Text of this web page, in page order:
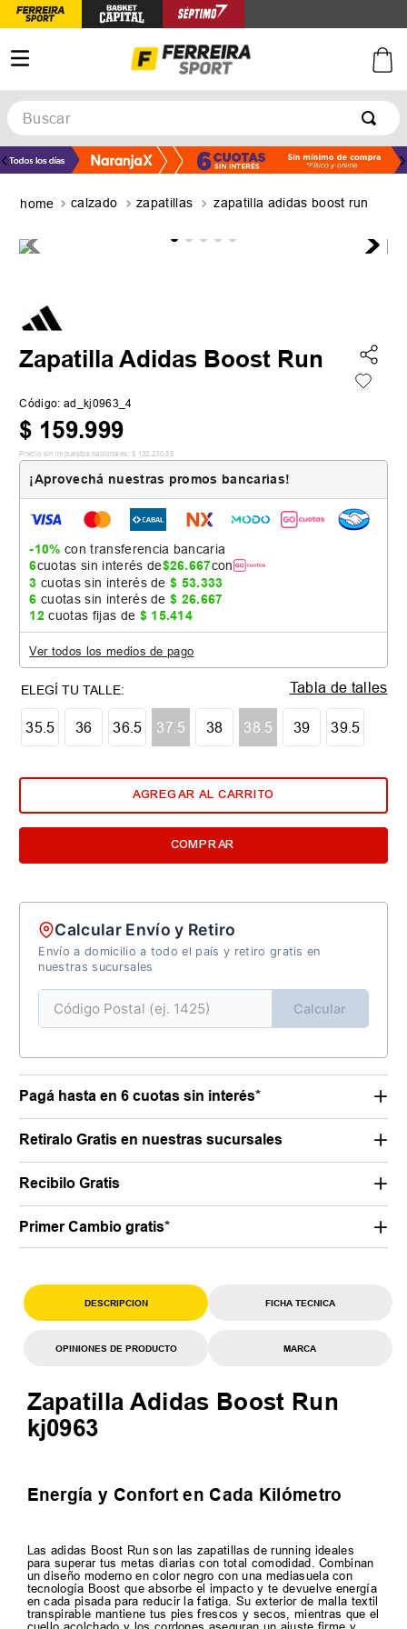
Buscar
calzado zapatillas zapatilla adidas boost run
Zapatilla Adidas Boost Run
Código: ad_kj0963_4
$ 159.999
Precio sin impuestos nacionales: $ 132 230,58
¡Aprovechá nuestras promos bancarias!
-10% con transferencia bancaria
6cuotas sin interés de$26.667con
3 cuotas sin interés de$ 53.333
6 cuotas sin interés de$ 26.667
12 cuotas fijas de $ 15.414
Ver todos los medios de pago
35.5 36 36.5 37.5 38 38.5 39 39.5
Tabla de talles
AGREGAR AL CARRITO
COMPRAR
Calcular Envío y Retiro
Envío a domicilio a todo el país y retiro gratis en
nuestras sucursales
Calcular
Pagá hasta en 6 cuotas sin interés*
Retiralo Gratis en nuestras sucursales
Recibilo Gratis
Primer Cambio gratis*
DESCRIPCION FICHA TECNICA
OPINIONES DE PRODUCTO MARCA
Zapatilla Adidas Boost Run
kj0963
Energía y Confort en Cada Kilómetro
Las adidas Boost Run son las zapatillas de running ideales
para superar tus metas diarias con total comodidad. Combinan
un diseño moderno en color negro con una mediasuela con
tecnología Boost que absorbe el impacto y te devuelve energía
en cada pisada para reducir la fatiga. Su exterior de malla textil
transpirable mantiene tus pies frescos y secos, mientras que el
TÉRMINOS MÁS BUSCADOS
3.
.